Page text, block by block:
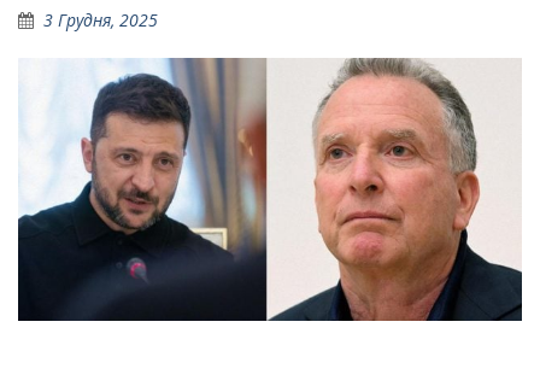
3 Грудня, 2025